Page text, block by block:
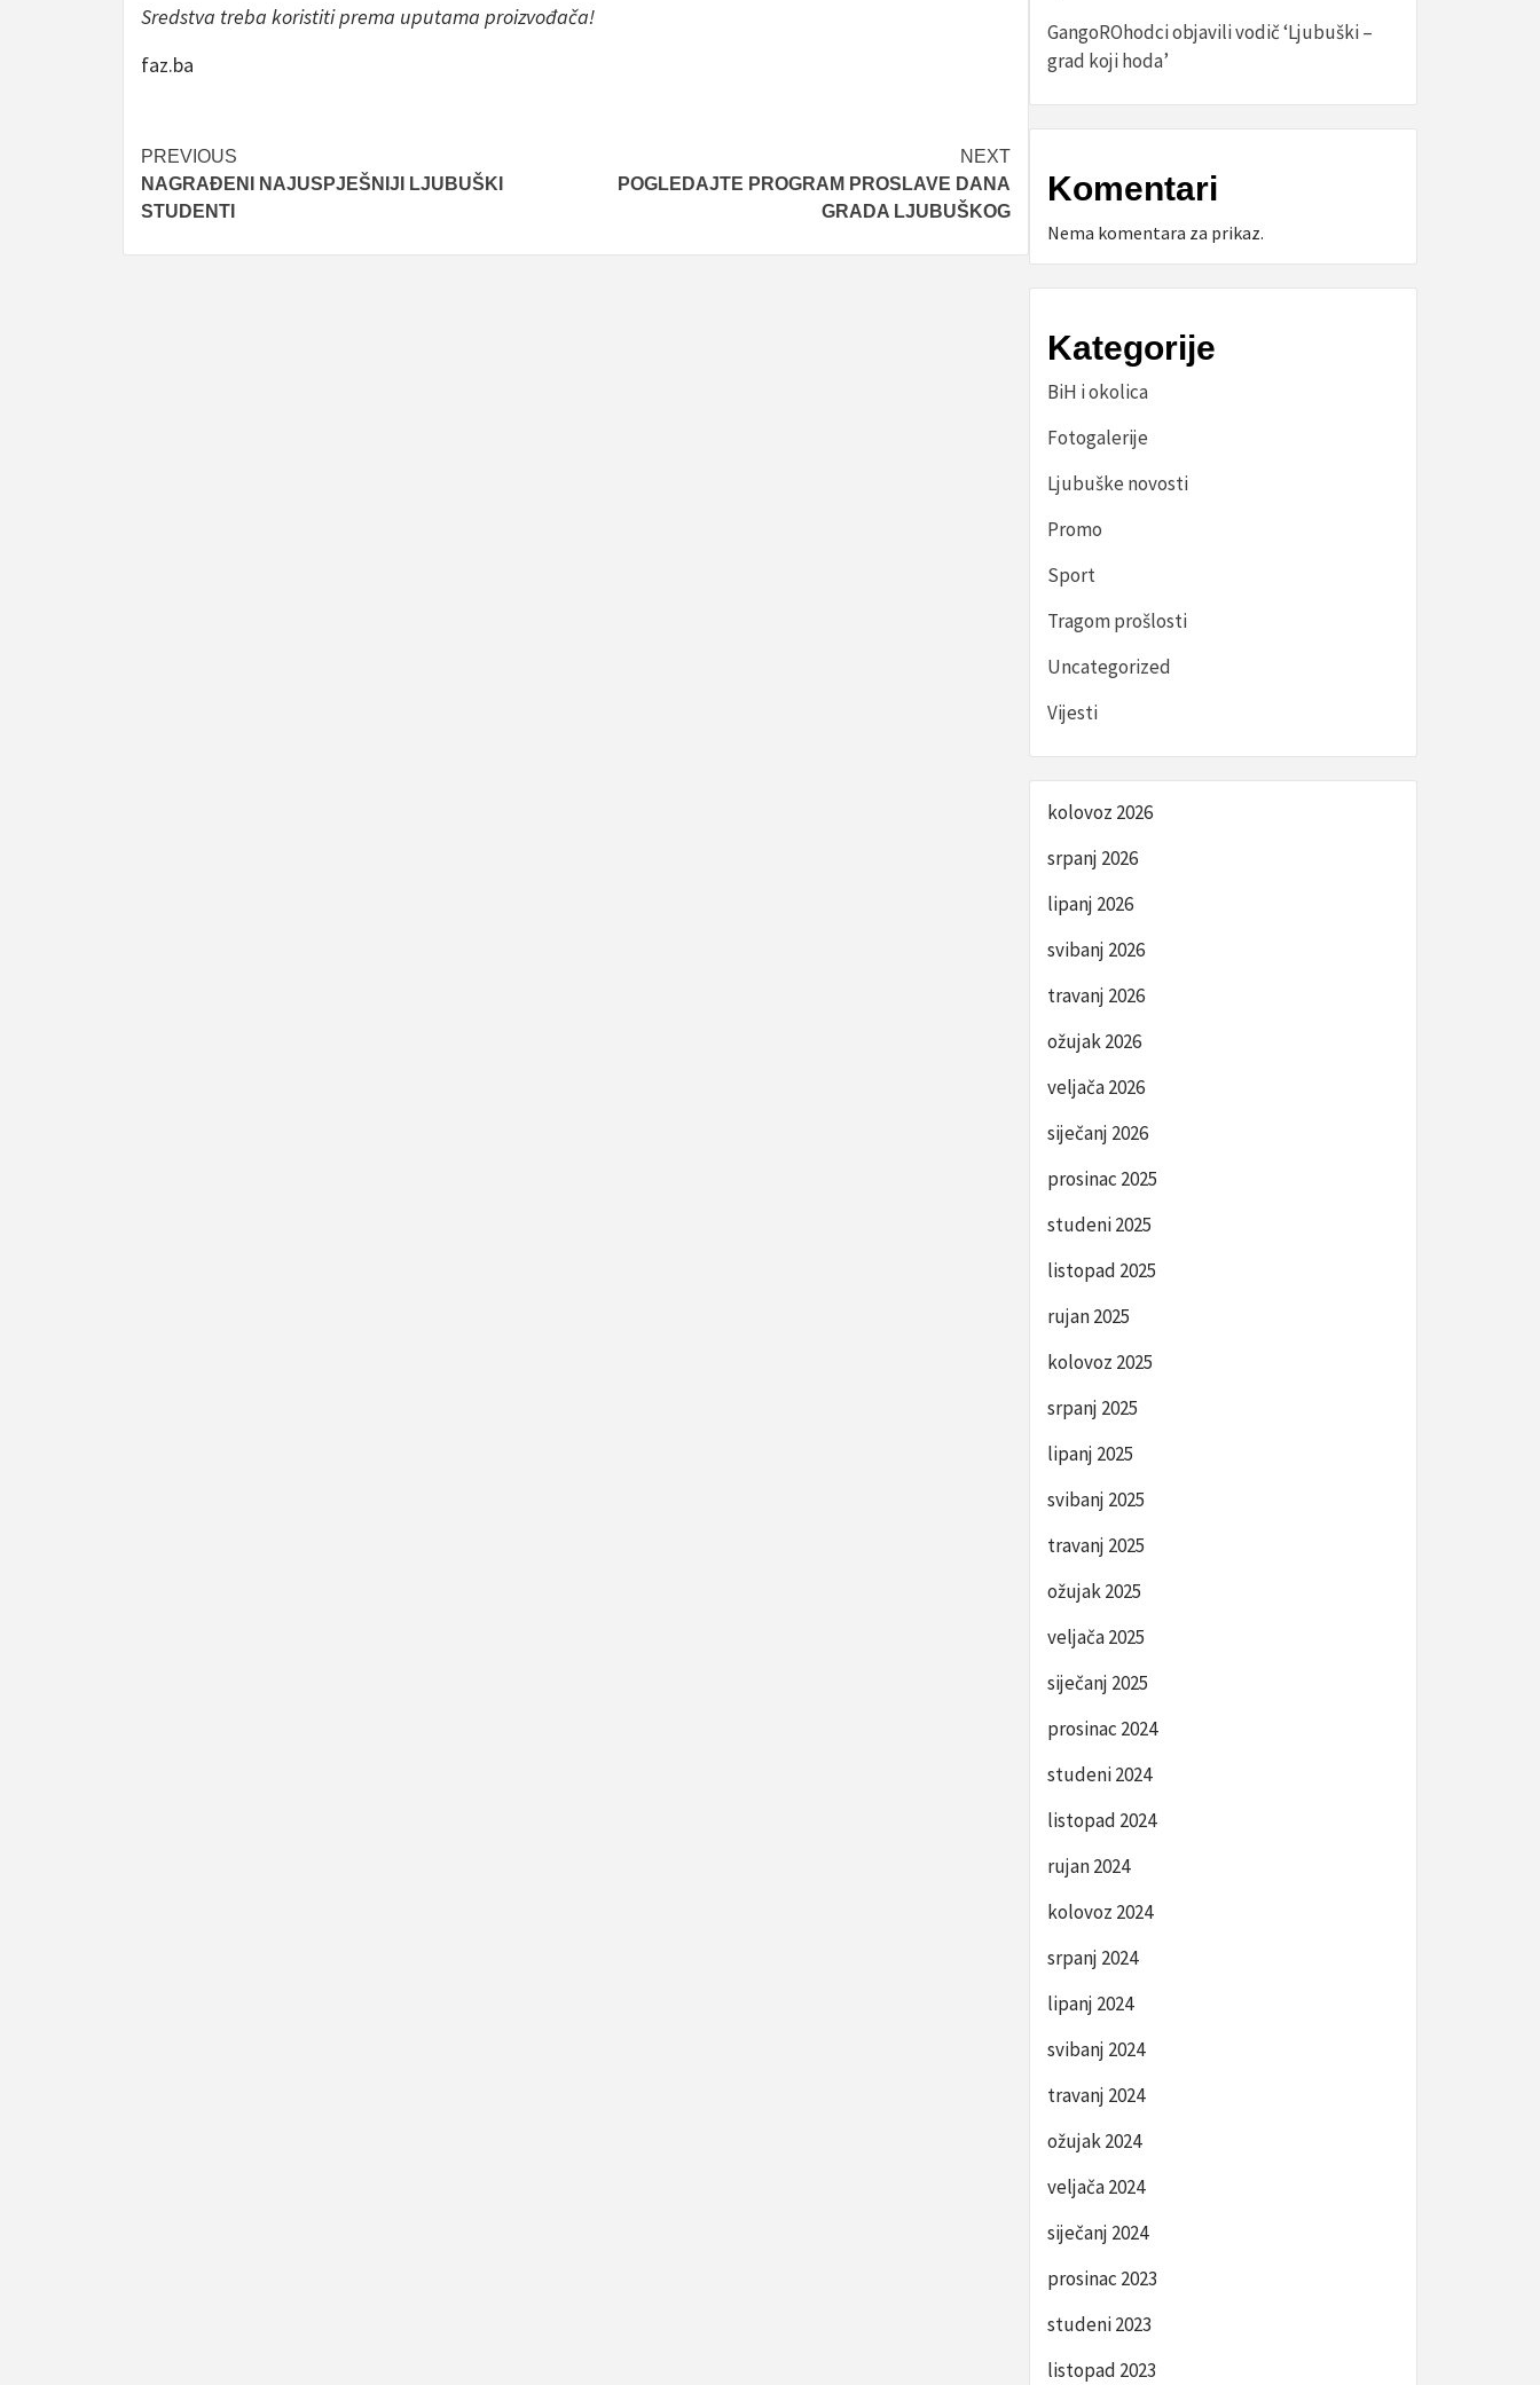
Sredstva treba koristiti prema uputama proizvođača!
faz.ba
Post
navigation
PREVIOUS
NAGRAĐENI NAJUSPJEŠNIJI LJUBUŠKI
STUDENTI
NEXT
POGLEDAJTE PROGRAM PROSLAVE DANA
GRADA LJUBUŠKOG
GangoROhodci objavili vodič ‘Ljubuški –
grad koji hoda’
Komentari
Nema komentara za prikaz.
Kategorije
BiH i okolica
Fotogalerije
Ljubuške novosti
Promo
Sport
Tragom prošlosti
Uncategorized
Vijesti
kolovoz 2026
srpanj 2026
lipanj 2026
svibanj 2026
travanj 2026
ožujak 2026
veljača 2026
siječanj 2026
prosinac 2025
studeni 2025
listopad 2025
rujan 2025
kolovoz 2025
srpanj 2025
lipanj 2025
svibanj 2025
travanj 2025
ožujak 2025
veljača 2025
siječanj 2025
prosinac 2024
studeni 2024
listopad 2024
rujan 2024
kolovoz 2024
srpanj 2024
lipanj 2024
svibanj 2024
travanj 2024
ožujak 2024
veljača 2024
siječanj 2024
prosinac 2023
studeni 2023
listopad 2023